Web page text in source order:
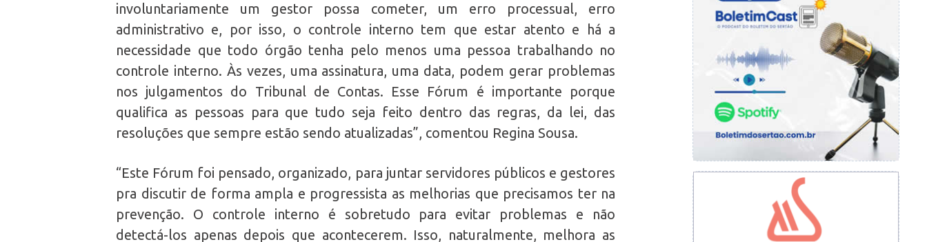
involuntariamente um gestor possa cometer, um erro processual, erro
administrativo e, por isso, o controle interno tem que estar atento e há a
necessidade que todo órgão tenha pelo menos uma pessoa trabalhando no
controle interno. Às vezes, uma assinatura, uma data, podem gerar problemas
nos julgamentos do Tribunal de Contas. Esse Fórum é importante porque
qualifica as pessoas para que tudo seja feito dentro das regras, da lei, das
resoluções que sempre estão sendo atualizadas”, comentou Regina Sousa.
“Este Fórum foi pensado, organizado, para juntar servidores públicos e gestores
pra discutir de forma ampla e progressista as melhorias que precisamos ter na
prevenção. O controle interno é sobretudo para evitar problemas e não
detectá-los apenas depois que acontecerem. Isso, naturalmente, melhora as